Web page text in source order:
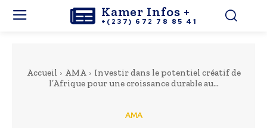
Kamer Infos +
+(237) 672 78 85 41
Accueil AMA
Investir dans le potentiel créatif de
l’Afrique pour une croissance durable au...
AMA